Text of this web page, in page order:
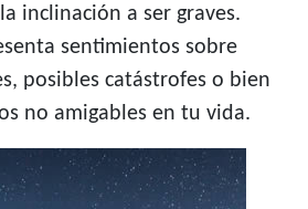
inclinación a ser graves.
sentimientos sobre
posibles catástrofes o bien
no amigables en tu vida.